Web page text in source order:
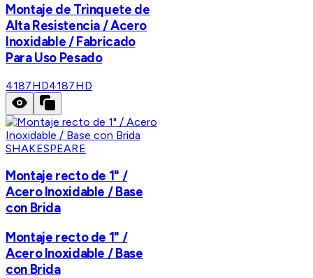
Montaje de Trinquete de
Alta Resistencia / Acero
Inoxidable / Fabricado
Para Uso Pesado
4187HD4187HD
SHAKESPEARE
Montaje recto de 1" /
Acero Inoxidable / Base
con Brida
Montaje recto de 1" /
Acero Inoxidable / Base
con Brida